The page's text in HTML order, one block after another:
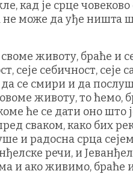
кад је срце
може да уђе ништа
животу, браће и
сеје себичност, сеје
се смири и да
животу, то ћемо,
ће се дати оно што
сваком, како бих
и радосна срца
речи, и
и ако живимо, браће и